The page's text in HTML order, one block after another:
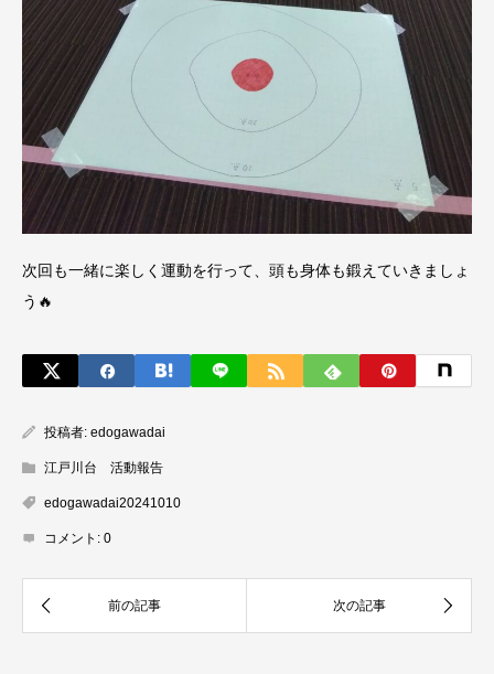
次回も一緒に楽しく運動を行って、頭も身体も鍛えていきましょ
う🔥
投稿者: edogawadai
江戸川台 活動報告
edogawadai20241010
コメント: 0